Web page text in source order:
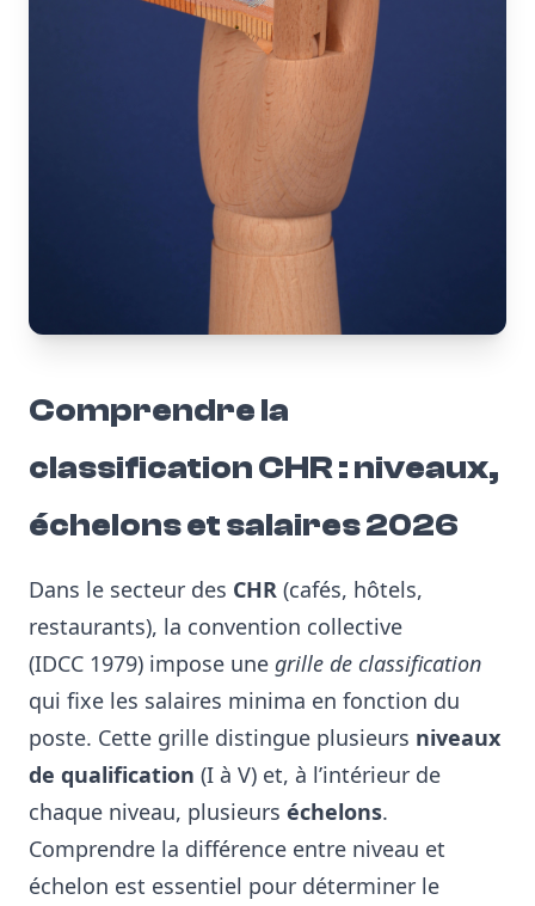
Comprendre la
classification CHR : niveaux,
échelons et salaires 2026
Dans le secteur des CHR (cafés, hôtels,
restaurants), la convention collective
(IDCC 1979) impose une grille de classification
qui fixe les salaires minima en fonction du
poste. Cette grille distingue plusieurs niveaux
de qualification (I à V) et, à l’intérieur de
chaque niveau, plusieurs échelons.
Comprendre la différence entre niveau et
échelon est essentiel pour déterminer le